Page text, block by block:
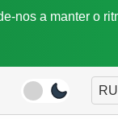
nos a manter o
RU